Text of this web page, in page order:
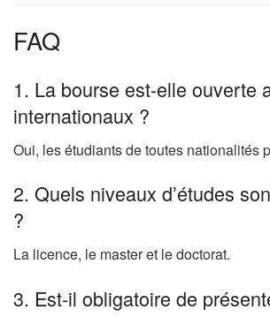
FAQ
1. La bourse est-elle ouverte
internationaux ?
Oui, les étudiants de toutes nationalités
2. Quels niveaux d’études
?
La licence, le master et le doctorat.
3. Est-il obligatoire de